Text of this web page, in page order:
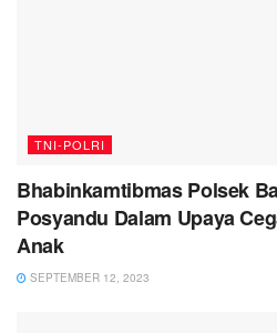
TNI-POLRI
Bhabinkamtibmas Polsek
Posyandu Dalam Upaya
Anak
SEPTEMBER 12, 2023